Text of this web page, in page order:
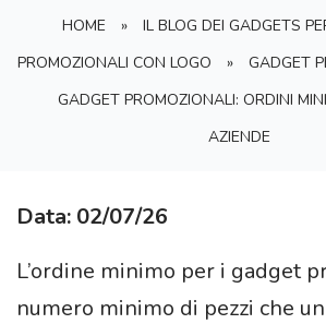
HOME »
IL BLOG DEI GADGETS
PROMOZIONALI CON LOGO
» GADGET
GADGET PROMOZIONALI: ORDINI
AZIENDE
Data: 02/07/26
L’ordine minimo per i gadget
numero minimo di pezzi che